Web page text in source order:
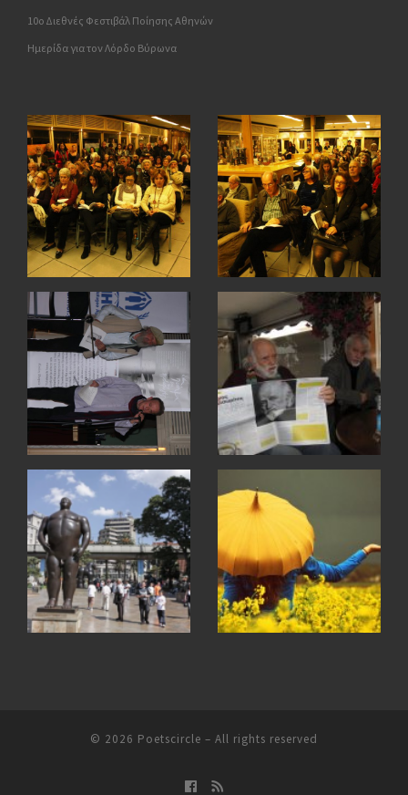
10o Διεθνές Φεστιβάλ Ποίησης Αθηνών
Ημερίδα για τον Λόρδο Βύρωνα
© 2026 Poetscircle – All rights reserved